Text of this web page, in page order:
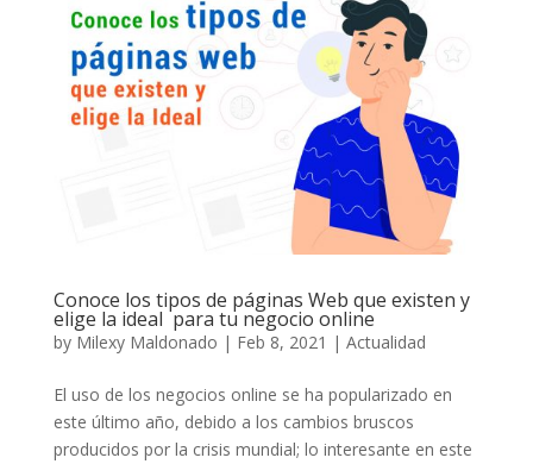
Conoce los tipos de páginas Web que existen y
elige la ideal para tu negocio online
by Milexy Maldonado | Feb 8, 2021 | Actualidad
El uso de los negocios online se ha popularizado en
este último año, debido a los cambios bruscos
producidos por la crisis mundial; lo interesante en este